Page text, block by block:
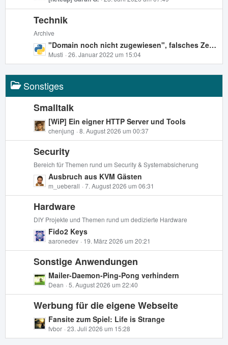
e
B
e
t
r
ä
e
t
z
t
B
r
g
e
Technik
Archive
L
e
t
z
t
e
B
i
r
ä
g
e
"Domain noch nicht zugewiesen", falsches Zertifikat, Let's Encrypt Zertifikat nicht für Mail zuweisbar - nichts funktioniert
Musti 26. Januar 2022 um 15:04
Sonstiges
Smalltalk
L
e
t
z
t
e
B
e
i
t
r
ä
g
e
[WiP] Ein eigner HTTP Server und Tools
chenjung 8. August 2026 um 00:37
Security
Bereich für Themen rund um Security & Systemabsicherung
L
e
t
z
t
e
B
e
i
t
r
ä
e
Ausbruch aus KVM Gästen
m_ueberall 7. August 2026 um 06:31
Hardware
DIY Projekte und Themen rund um dedizierte Hardware
L
e
t
z
t
e
B
e
t
Fido2 Keys
aaronedev 19. März 2026 um 20:21
Sonstige Anwendungen
L
e
t
z
t
e
B
Mailer-Daemon-Ping-Pong verhindern
Dean 5. August 2026 um 22:40
Werbung für die eigene Webseite
L
e
t
Fansite zum Spiel: Life is Strange
fvbor 23. Juli 2026 um 15:28